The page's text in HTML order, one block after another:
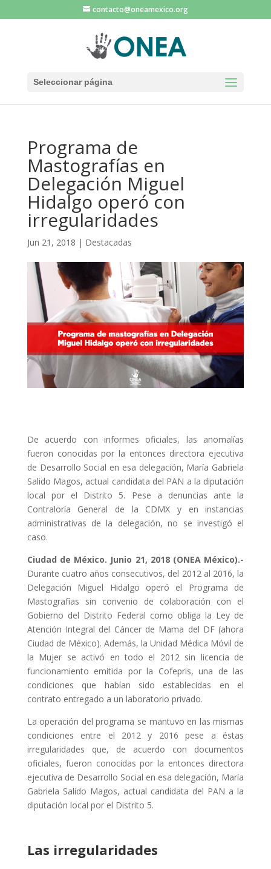
contacto@oneamexico.org
Seleccionar página
Programa de
Mastografías en
Delegación Miguel
Hidalgo operó con
irregularidades
Jun 21, 2018 | Destacadas
De acuerdo con informes oficiales, las anomalías
fueron conocidas por la entonces directora ejecutiva
de Desarrollo Social en esa delegación, María Gabriela
Salido Magos, actual candidata del PAN a la diputación
local por el Distrito 5. Pese a denuncias ante la
Contraloría General de la CDMX y en instancias
administrativas de la delegación, no se investigó el
caso.
Ciudad de México. Junio 21, 2018 (ONEA México).-
Durante cuatro años consecutivos, del 2012 al 2016, la
Delegación Miguel Hidalgo operó el Programa de
Mastografías sin convenio de colaboración con el
Gobierno del Distrito Federal como obliga la Ley de
Atención Integral del Cáncer de Mama del DF (ahora
Ciudad de México). Además, la Unidad Médica Móvil de
la Mujer se activó en todo el 2012 sin licencia de
funcionamiento emitida por la Cofepris, una de las
condiciones que habían sido establecidas en el
contrato entregado a un laboratorio privado.
La operación del programa se mantuvo en las mismas
condiciones entre el 2012 y 2016 pese a éstas
irregularidades que, de acuerdo con documentos
oficiales, fueron conocidas por la entonces directora
ejecutiva de Desarrollo Social en esa delegación, María
Gabriela Salido Magos, actual candidata del PAN a la
diputación local por el Distrito 5.
Las irregularidades